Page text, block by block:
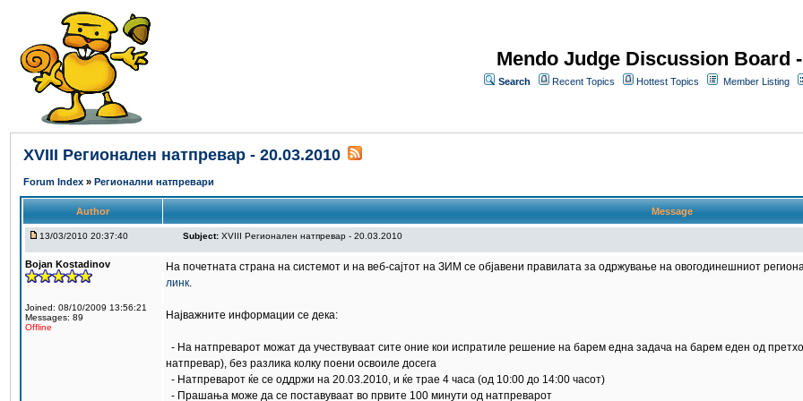
Mendo Judge Discussion Board
Search Recent Topics Hottest Topics Member Listing
XVIII Регионален натпревар - 20.03.2010
Forum Index » Регионални натпревари
Author Message
13/03/2010 20:37:40 Subject: XVIII Регионален натпревар - 20.03.2010
Bojan Kostadinov
Joined: 08/10/2009 13:56:21
Messages: 89
Offline
На почетната страна на системот и на веб-сајтот на ЗИМ се објавени правилата за одржување на овогодинешниот
линк.
Најважните информации се дека:
- На натпреварот можат да учествуваат сите оние кои испратиле решение на барем една задача на барем еден од
натпревар), без разлика колку поени освоиле досега
- Натпреварот ќе се оддржи на 20.03.2010, и ќе трае 4 часа (од 10:00 до 14:00 часот)
- Прашања може да се поставуваат во првите 100 минути од натпреварот